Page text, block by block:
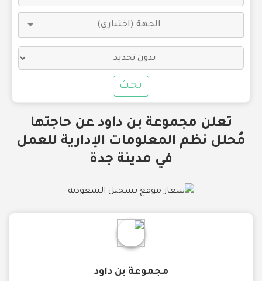
بحث
تعلن مجموعة بن داود عن حاجتها
مُحلل نظم المعلومات الإدارية للعمل
في مدينة جدة
مجموعة بن داود